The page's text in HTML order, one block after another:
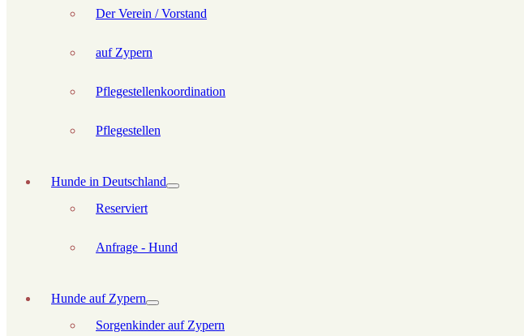
Der Verein / Vorstand
auf Zypern
Pflegestellenkoordination
Pflegestellen
Hunde in Deutschland
Reserviert
Anfrage - Hund
Hunde auf Zypern
Sorgenkinder auf Zypern